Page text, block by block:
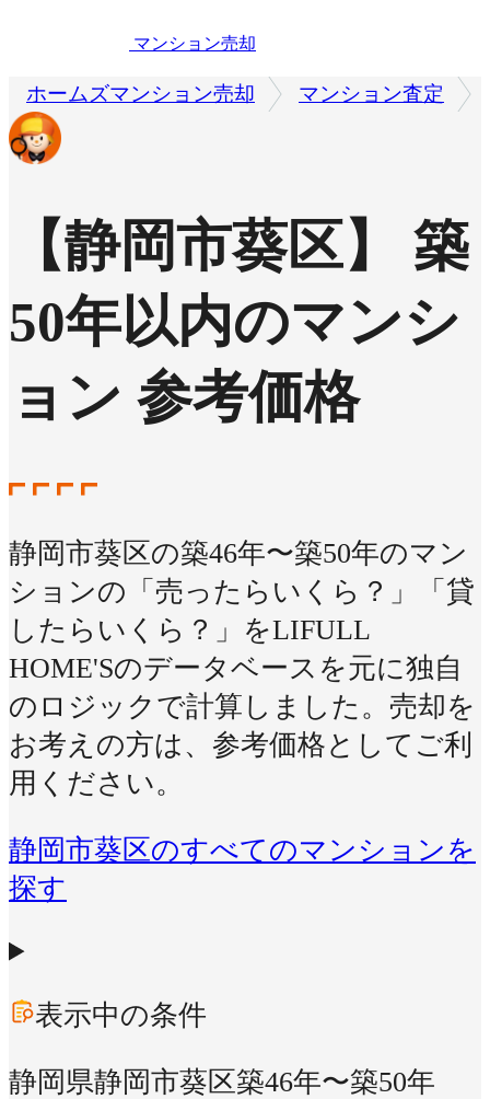
マンション売却
ホームズマンション売却 マンション査定
【静岡市葵区】 築
50年以内のマンシ
ョン 参考価格
静岡市葵区の築46年〜築50年のマン
ションの「売ったらいくら？」「貸
したらいくら？」をLIFULL
HOME'Sのデータベースを元に独自
のロジックで計算しました。売却を
お考えの方は、参考価格としてご利
用ください。
静岡市葵区のすべてのマンションを
探す
表示中の条件
静岡県静岡市葵区築46年〜築50年